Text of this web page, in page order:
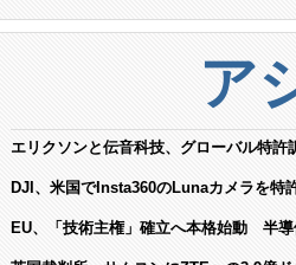
ア
エリクソンと伝音科技、グローバル特許
DJI、米国でInsta360のLunaカメラを特
EU、「技術主権」確立へ本格始動 半